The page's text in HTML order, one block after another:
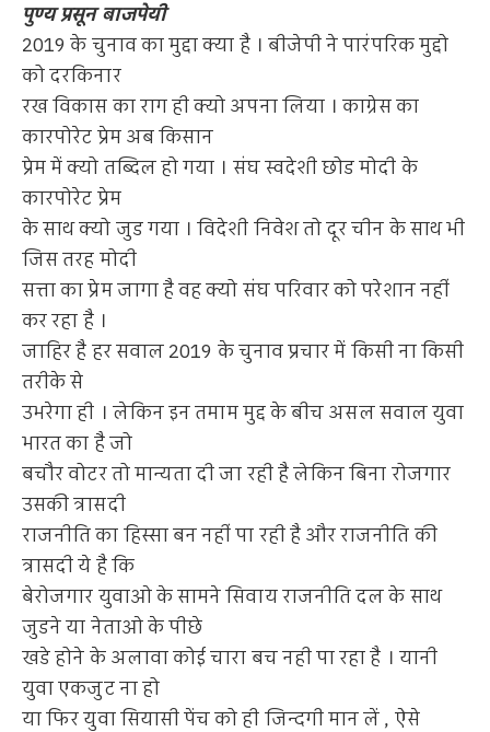
पुण्य प्रसून बाजपेयी
2019 के चुनाव का मुद्दा क्या है । बीजेपी ने पारंपरिक मुद्दो
को दरकिनार
रख विकास का राग ही क्यो अपना लिया । काग्रेस का
कारपोरेट प्रेम अब किसान
प्रेम में क्यो तब्दिल हो गया । संघ स्वदेशी छोड मोदी के
कारपोरेट प्रेम
के साथ क्यो जुड गया । विदेशी निवेश तो दूर चीन के साथ भी
जिस तरह मोदी
सत्ता का प्रेम जागा है वह क्यो संघ परिवार को परेशान नहीं
कर रहा है ।
जाहिर है हर सवाल 2019 के चुनाव प्रचार में किसी ना किसी
तरीके से
उभरेगा ही । लेकिन इन तमाम मुद्द के बीच असल सवाल युवा
भारत का है जो
बचौर वोटर तो मान्यता दी जा रही है लेकिन बिना रोजगार
उसकी त्रासदी
राजनीति का हिस्सा बन नहीं पा रही है और राजनीति की
त्रासदी ये है कि
बेरोजगार युवाओ के सामने सिवाय राजनीति दल के साथ
जुडने या नेताओ के पीछे
खडे होने के अलावा कोई चारा बच नही पा रहा है । यानी
युवा एकजुट ना हो
या फिर युवा सियासी पेंच को ही जिन्दगी मान लें , ऐसे